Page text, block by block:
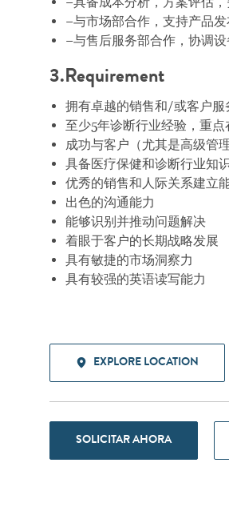
−与市场部合作，支持产品
−与售后服务部合作，协调
3.Requirement
拥有卓越的销售和/或客户服
至少5年诊断行业经验，重
成功与客户（尤其是高级管
具备医疗保健和诊断行业知
优秀的销售和人际关系建立
出色的沟通能力
能够识别并推动问题解决
着眼于客户的长期战略发展
具有敏捷的市场洞察力
具有较强的英语读写能力
EXPLORE LOCATION
SOLICITAR AHORA